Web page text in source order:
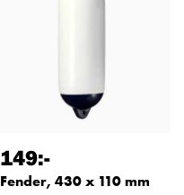
149:-
Fender, 430 x 110 mm